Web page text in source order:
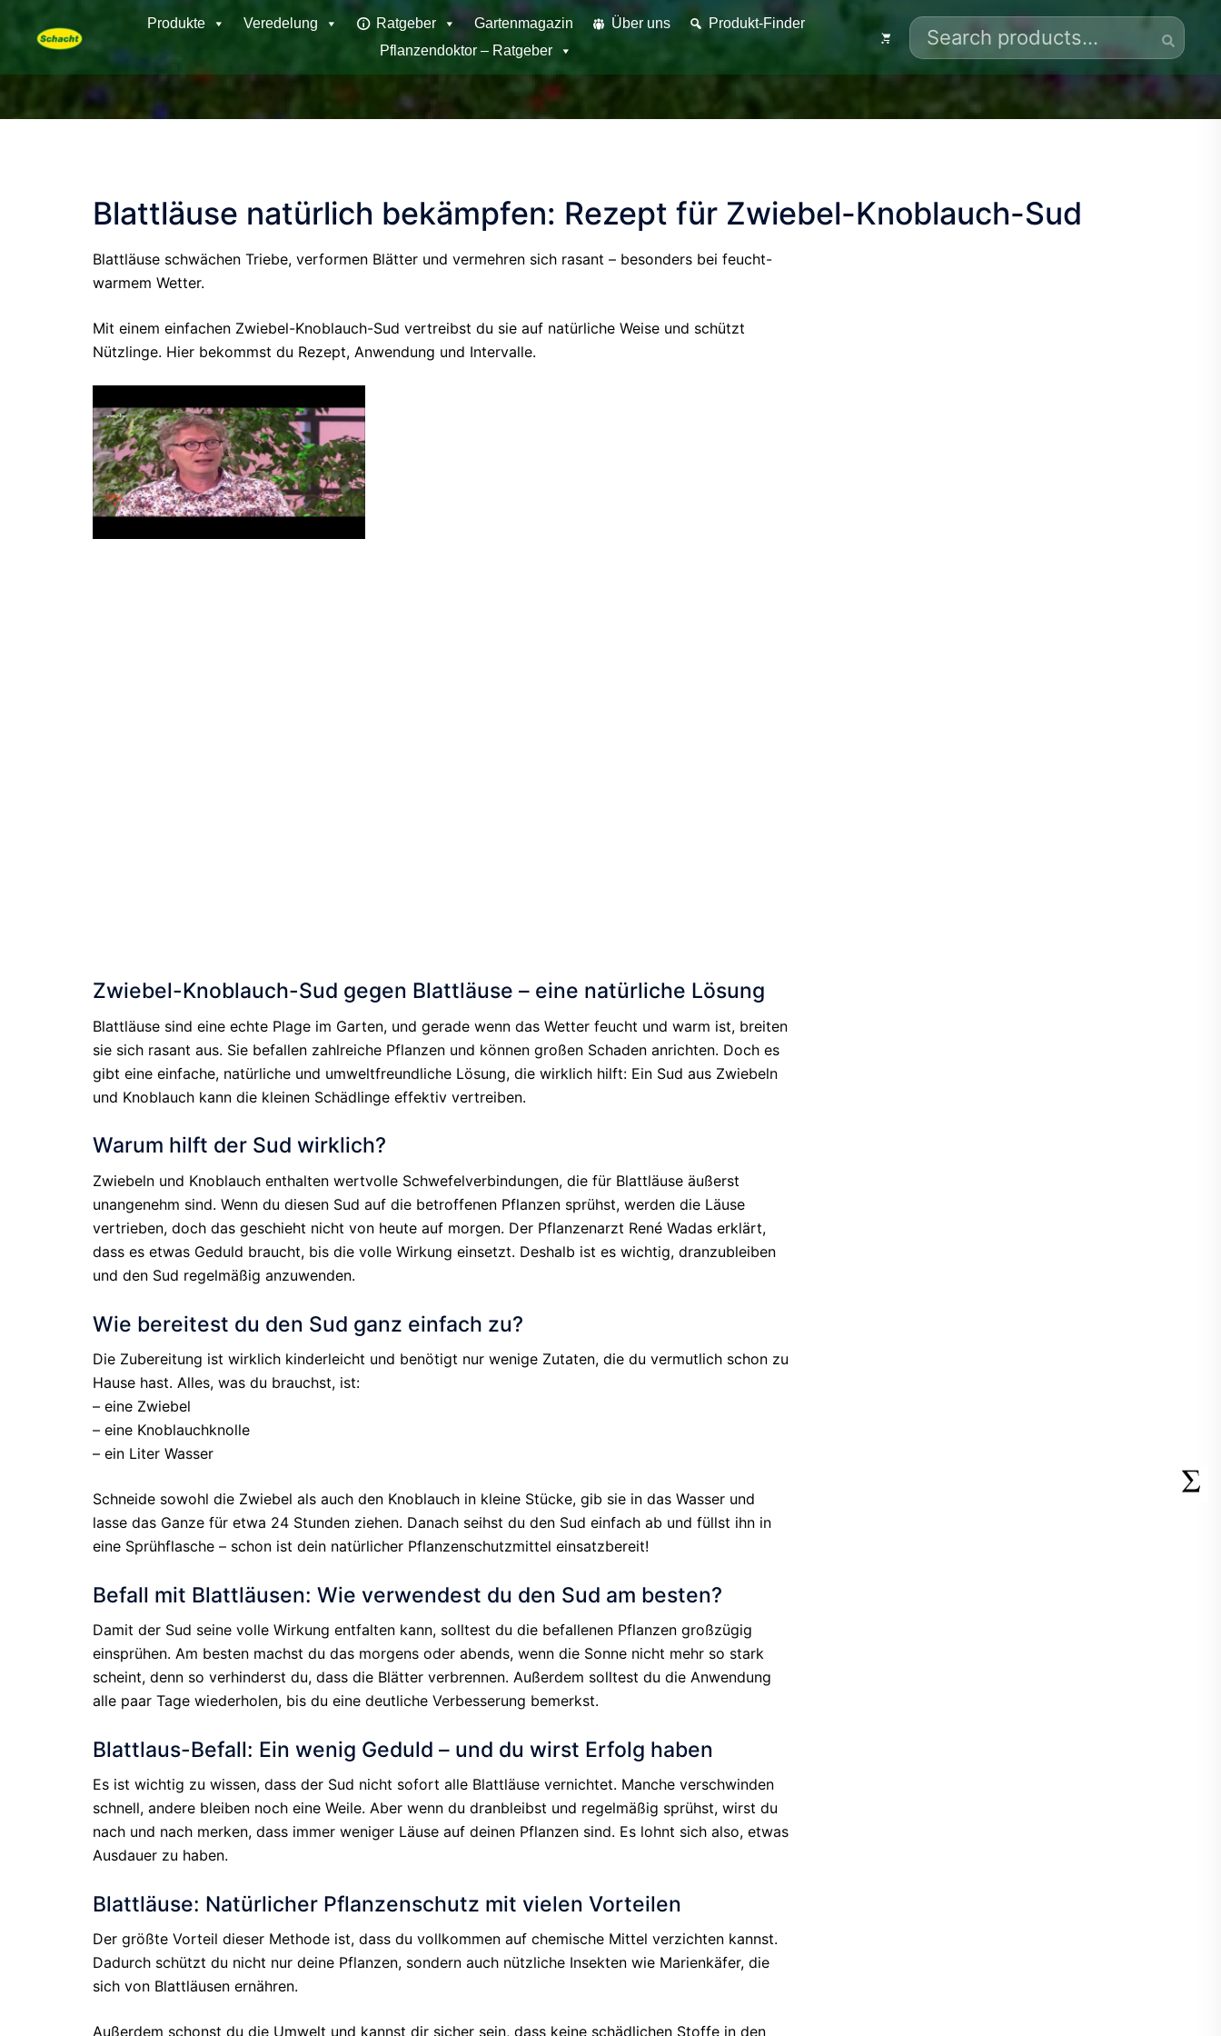
Produkte Veredelung Ratgeber Gartenmagazin Über uns
Produkt-Finder
Pflanzendoktor – Ratgeber
Search
for:
Blattläuse natürlich bekämpfen: Rezept für Zwiebel-Knoblauch-Sud
Blattläuse schwächen Triebe, verformen Blätter und vermehren sich rasant – besonders bei feucht-
warmem Wetter.
Mit einem einfachen Zwiebel-Knoblauch-Sud vertreibst du sie auf natürliche Weise und schützt
Nützlinge. Hier bekommst du Rezept, Anwendung und Intervalle.
Zwiebel-Knoblauch-Sud gegen Blattläuse – eine natürliche Lösung
Blattläuse sind eine echte Plage im Garten, und gerade wenn das Wetter feucht und warm ist, breiten
sie sich rasant aus. Sie befallen zahlreiche Pflanzen und können großen Schaden anrichten. Doch es
gibt eine einfache, natürliche und umweltfreundliche Lösung, die wirklich hilft: Ein Sud aus Zwiebeln
und Knoblauch kann die kleinen Schädlinge effektiv vertreiben.
Warum hilft der Sud wirklich?
Zwiebeln und Knoblauch enthalten wertvolle Schwefelverbindungen, die für Blattläuse äußerst
unangenehm sind. Wenn du diesen Sud auf die betroffenen Pflanzen sprühst, werden die Läuse
vertrieben, doch das geschieht nicht von heute auf morgen. Der Pflanzenarzt René Wadas erklärt,
dass es etwas Geduld braucht, bis die volle Wirkung einsetzt. Deshalb ist es wichtig, dranzubleiben
und den Sud regelmäßig anzuwenden.
Wie bereitest du den Sud ganz einfach zu?
Die Zubereitung ist wirklich kinderleicht und benötigt nur wenige Zutaten, die du vermutlich schon zu
Hause hast. Alles, was du brauchst, ist:
– eine Zwiebel
– eine Knoblauchknolle
– ein Liter Wasser
Schneide sowohl die Zwiebel als auch den Knoblauch in kleine Stücke, gib sie in das Wasser und
lasse das Ganze für etwa 24 Stunden ziehen. Danach seihst du den Sud einfach ab und füllst ihn in
eine Sprühflasche – schon ist dein natürlicher Pflanzenschutzmittel einsatzbereit!
Befall mit Blattläusen: Wie verwendest du den Sud am besten?
Damit der Sud seine volle Wirkung entfalten kann, solltest du die befallenen Pflanzen großzügig
einsprühen. Am besten machst du das morgens oder abends, wenn die Sonne nicht mehr so stark
scheint, denn so verhinderst du, dass die Blätter verbrennen. Außerdem solltest du die Anwendung
alle paar Tage wiederholen, bis du eine deutliche Verbesserung bemerkst.
Blattlaus-Befall: Ein wenig Geduld – und du wirst Erfolg haben
Es ist wichtig zu wissen, dass der Sud nicht sofort alle Blattläuse vernichtet. Manche verschwinden
schnell, andere bleiben noch eine Weile. Aber wenn du dranbleibst und regelmäßig sprühst, wirst du
nach und nach merken, dass immer weniger Läuse auf deinen Pflanzen sind. Es lohnt sich also, etwas
Ausdauer zu haben.
Blattläuse: Natürlicher Pflanzenschutz mit vielen Vorteilen
Der größte Vorteil dieser Methode ist, dass du vollkommen auf chemische Mittel verzichten kannst.
Dadurch schützt du nicht nur deine Pflanzen, sondern auch nützliche Insekten wie Marienkäfer, die
sich von Blattläusen ernähren.
Außerdem schonst du die Umwelt und kannst dir sicher sein, dass keine schädlichen Stoffe in den